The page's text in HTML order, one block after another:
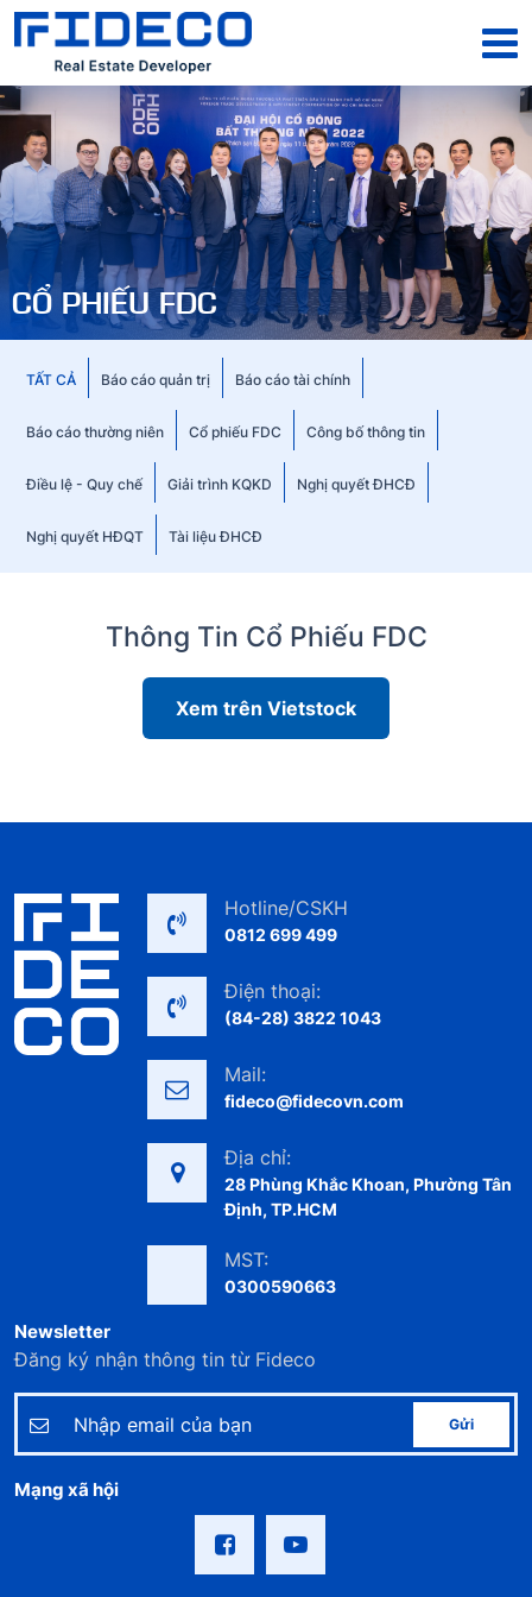
CỔ PHIẾU FDC
TẤT CẢ Báo cáo quản trị Báo cáo tài chính
Báo cáo thường niên Cổ phiếu FDC Công bố thông tin
Điều lệ - Quy chế Giải trình KQKD Nghị quyết ĐHCĐ
Nghị quyết HĐQT Tài liệu ĐHCĐ
Thông Tin Cổ Phiếu FDC
Xem trên Vietstock
Hotline/CSKH
0812 699 499
Điện thoại:
(84-28) 3822 1043
Mail:
fideco@fidecovn.com
Địa chỉ:
28 Phùng Khắc Khoan, Phường Tân
Định, TP.HCM
MST:
0300590663
Newsletter
Đăng ký nhận thông tin từ Fideco
Gửi
Mạng xã hội